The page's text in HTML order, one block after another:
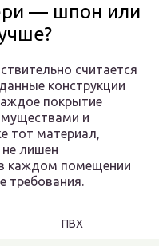
— шпон или
считается
конструкции
покрытие
и
тот материал,
лишен
каждом помещении
требования.
ПВХ